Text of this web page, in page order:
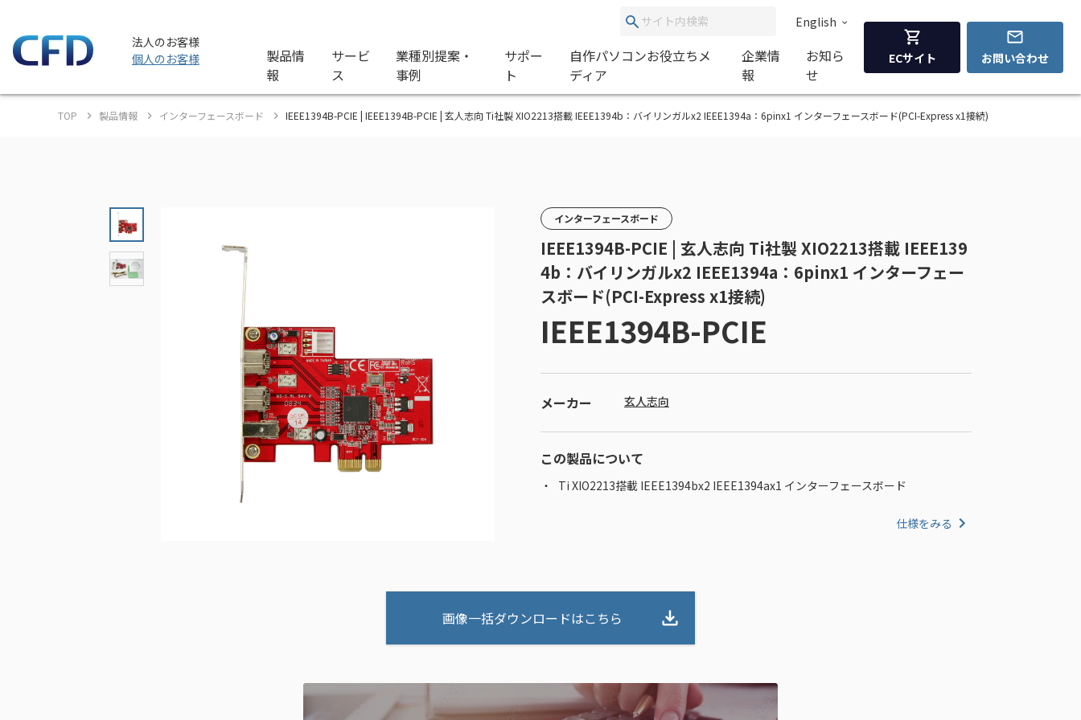
法人のお客様
個人のお客様
English
製品情
報
サービ
ス
業種別提案・
事例
サポー
ト
自作パソコンお役立ちメ
ディア
企業情
報
お知ら
せ
ECサイト お問い合わせ
TOP 製品情報 インターフェースボード IEEE1394B-PCIE | IEEE1394B-PCIE | 玄人志向 Ti社製 XIO2213搭載 IEEE1394b：バイリンガルx2 IEEE1394a：6pinx1 インターフェースボード(PCI-Express x1接続)
インターフェースボード
IEEE1394B-PCIE | 玄人志向 Ti社製 XIO2213搭載 IEEE139
4b：バイリンガルx2 IEEE1394a：6pinx1 インターフェー
スボード(PCI-Express x1接続)
IEEE1394B-PCIE
メーカー 玄人志向
この製品について
Ti XIO2213搭載 IEEE1394bx2 IEEE1394ax1 インターフェースボード
仕様をみる
画像一括ダウンロードはこちら